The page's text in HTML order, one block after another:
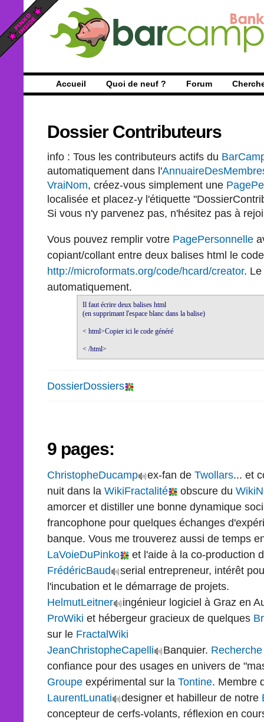
Accueil Quoi de neuf ? Forum
Dossier Contributeurs
info : Tous les contributeurs actifs du
automatiquement dans l'
VraiNom, créez-vous simplement une
localisée et placez-y l'étiquette
Si vous n'y parvenez pas, n'hésitez pas à
Vous pouvez remplir votre PagePersonnelle
copiant/collant entre deux balises html le
http://microformats.org/code/hcard/creator. Le
automatiquement.
Il faut écrire deux balises html
(en supprimant l'espace blanc dans la balise)
< html>Copier ici le code généré
< /html>
DossierDossiers
9 pages:
ChristopheDucamp ex-fan de Twollars... et
nuit dans la WikiFractalité obscure du
amorcer et distiller une bonne dynamique
francophone pour quelques échanges
banque. Vous me trouverez aussi de temps
LaVoieDuPinko
et l'aide à la co-production
FrédéricBaud
serial entrepreneur, intérêt
l'incubation et le démarrage de projets.
HelmutLeitner
ingénieur logiciel à Graz en
ProWiki et hébergeur gracieux de quelques
sur le FractalWiki
JeanChristopheCapelli
Banquier. Recherche
confiance pour des usages en univers de
Groupe expérimental sur la Tontine. Membre
LaurentLunati
designer et habilleur de notre
concepteur de cerfs-volants, réflexion en